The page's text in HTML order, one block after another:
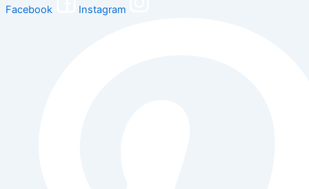
Facebook Instagram